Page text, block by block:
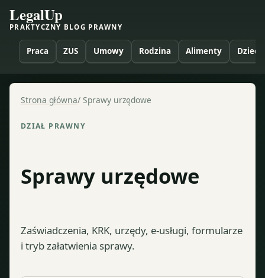
LegalUp
PRAKTYCZNY BLOG PRAWNY
Praca ZUS Umowy Rodzina Alimenty Dzieci
Strona główna/ Sprawy urzędowe
DZIAŁ PRAWNY
Sprawy urzędowe
Zaświadczenia, KRK, urzędy, e-usługi, formularze
i tryb załatwienia sprawy.